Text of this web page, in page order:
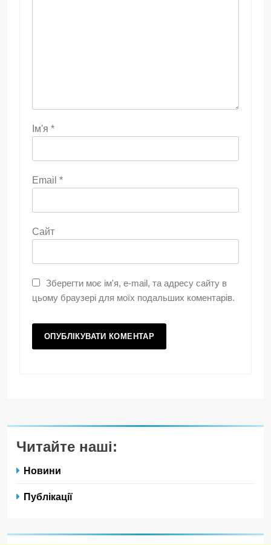
Ім'я *
Email *
Сайт
Зберегти моє ім'я, e-mail, та адресу сайту в
цьому браузері для моїх подальших коментарів.
Читайте наші:
Новини
Публікації